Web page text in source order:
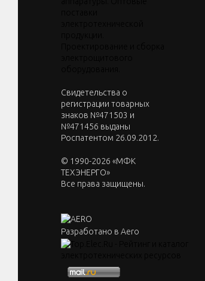
Cвидетельства о
регистрации товарных
знаков №471503 и
№471456 выданы
Роспатентом 26.09.2012.
© 1990-2026 «МФК
ТЕХЭНЕРГО»
Все права защищены.
Разработано в Aero